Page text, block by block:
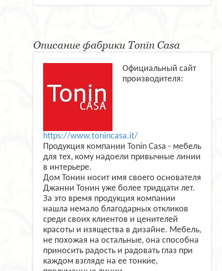
Описание фабрики Tonin Casa
Официальный сайт
производителя:
https://www.tonincasa.it/
Продукция компании Tonin Casa - мебель
для тех, кому надоели привычные линии
в интерьере.
Дом Тонин носит имя своего основателя
Джанни Тонин уже более тридцати лет.
За это время продукция компании
нашла немало благодарных откликов
среди своих клиентов и ценителей
красоты и изящества в дизайне. Мебель,
не похожая на остальные, она способна
приносить радость и радовать глаз при
каждом взгляде на ее тонкие,